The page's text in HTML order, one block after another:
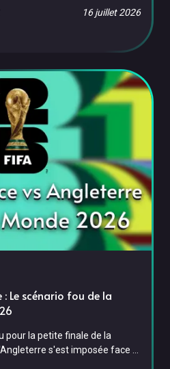
de Ferran Torres à la 106e
unique où l'Espagne, portée par
Argentine accrocheuse mais
16 juillet 2026
Le scénario fou de la
pour la petite finale de la
s'est imposée face à
de 6-4 ce samedi 18 juillet au